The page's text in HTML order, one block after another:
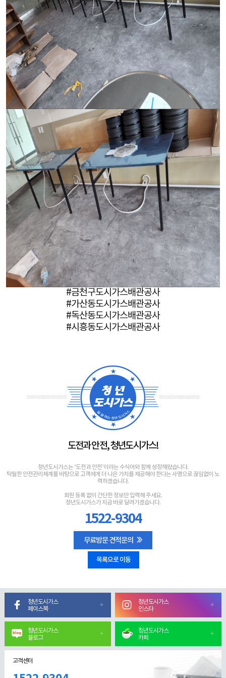
#금천구도시가스배관공사
#가산동도시가스배관공사
#독산동도시가스배관공사
#시흥동도시가스배관공사
도전과 안전, 청년도시가스!
청년도시가스는 ‘도전과 안전’이라는 수식어와 함께 성장해왔습니다.
탁월한 안전관리체계를 바탕으로 고객에게 더 나은 가치를 제공해야 한다는 사명으로 끊임없이 노
력하겠습니다.
회원 등록 없이 간단한 정보만 입력해 주세요.
청년도시가스가 지금 바로 달려가겠습니다.
1522-9304
무료방문 견적문의
목록으로 이동
청년도시가스
페이스북
청년도시가스
인스타
청년도시가스
블로그
청년도시가스
카페
고객센터